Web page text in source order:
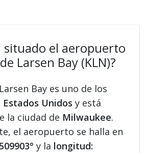
situado el aeropuerto
Larsen Bay (KLN)?
Bay es uno de los
Estados Unidos y está
la ciudad de Milwaukee.
el aeropuerto se halla en
y la longitud: